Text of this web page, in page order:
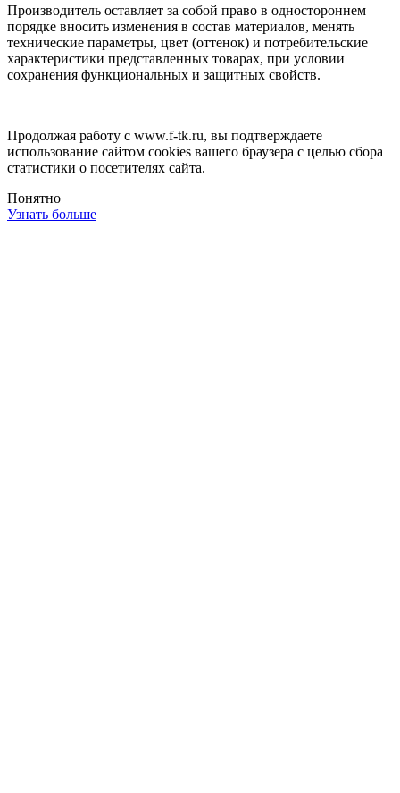
Производитель оставляет за собой право в одностороннем
порядке вносить изменения в состав материалов, менять
технические параметры, цвет (оттенок) и потребительские
характеристики представленных товарах, при условии
сохранения функциональных и защитных свойств.
Продолжая работу с www.f-tk.ru, вы подтверждаете
использование сайтом cookies вашего браузера с целью сбора
статистики о посетителях сайта.
Понятно
Узнать больше